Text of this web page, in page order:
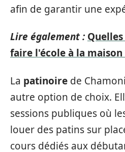
afin de garantir une
Lire également :
faire l'école à la maison
La patinoire de
autre option de choix.
sessions publiques où
louer des patins sur
cours dédiés aux